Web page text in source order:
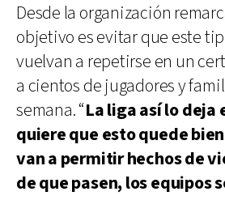
Desde la organización
objetivo es evitar que este
vuelvan a repetirse en un
a cientos de jugadores y
semana. “La liga así lo deja
quiere que esto quede
van a permitir hechos de
de que pasen, los equipos